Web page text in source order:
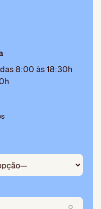
8:00 às 18:30h